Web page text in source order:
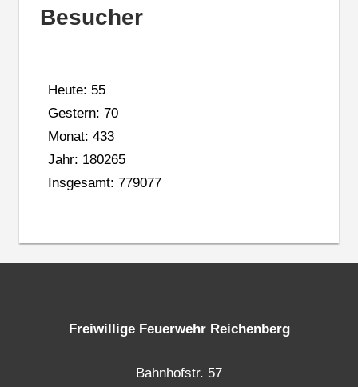
Besucher
Heute: 55
Gestern: 70
Monat: 433
Jahr: 180265
Insgesamt: 779077
Freiwillige Feuerwehr Reichenberg
Bahnhofstr. 57